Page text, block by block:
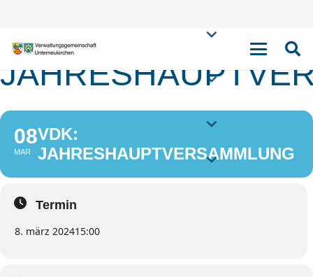
VDK:
08
MAR
VDK:
JAHRESHAUPTVERSAMMLUNG
Termin
8. märz 202415:00